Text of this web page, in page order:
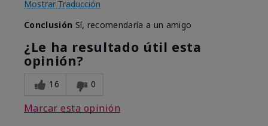
Mostrar Traducción
Conclusión Sí, recomendaría a un amigo
¿Le ha resultado útil esta
opinión?
16 0
Marcar esta opinión